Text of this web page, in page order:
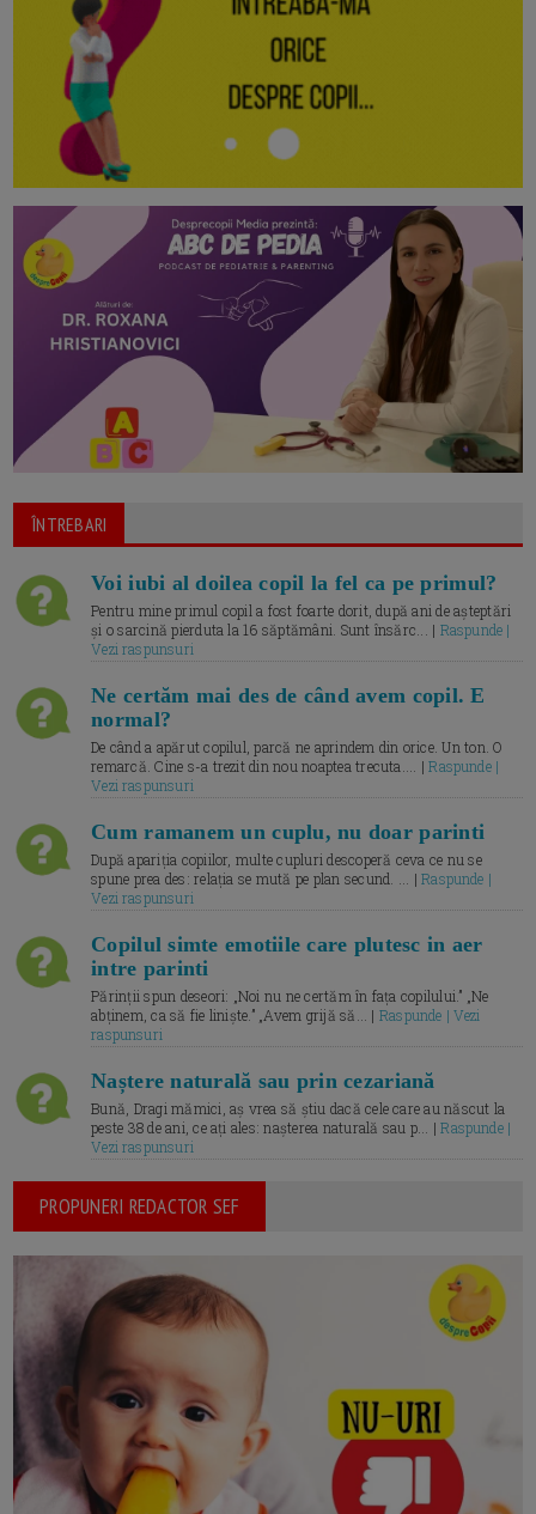
ÎNTREBARI
Voi iubi al doilea copil la fel ca pe primul?
Pentru mine primul copil a fost foarte dorit, după ani de așteptări
și o sarcină pierduta la 16 săptămâni. Sunt însărc... | Raspunde |
Vezi raspunsuri
Ne certăm mai des de când avem copil. E
normal?
De când a apărut copilul, parcă ne aprindem din orice. Un ton. O
remarcă. Cine s-a trezit din nou noaptea trecuta.... |Raspunde |
Vezi raspunsuri
Cum ramanem un cuplu, nu doar parinti
După apariția copiilor, multe cupluri descoperă ceva ce nu se
spune prea des: relația se mută pe plan secund. ... |Raspunde |
Vezi raspunsuri
Copilul simte emotiile care plutesc in aer
intre parinti
Părinții spun deseori: „Noi nu ne certăm în fața copilului.” „Ne
abținem, ca să fie liniște.” „Avem grijă să... | Raspunde | Vezi
raspunsuri
Naștere naturală sau prin cezariană
Bună, Dragi mămici, aș vrea să știu dacă cele care au născut la
peste 38 de ani, ce ați ales: nașterea naturală sau p... |Raspunde |
Vezi raspunsuri
PROPUNERI REDACTOR SEF